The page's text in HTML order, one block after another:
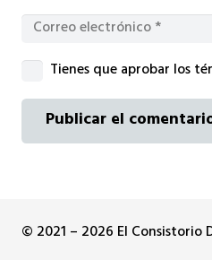
Tienes que aprobar los
Publicar el
© 2021 – 2026 El Consistorio